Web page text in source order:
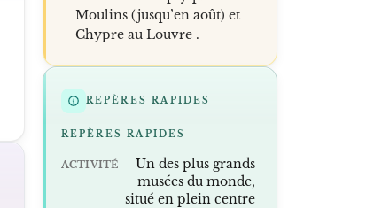
Moulins (jusqu’en août) et
Chypre au Louvre .
REPÈRES RAPIDES
REPÈRES RAPIDES
ACTIVITÉ
Un des plus grands
musées du monde,
situé en plein centre